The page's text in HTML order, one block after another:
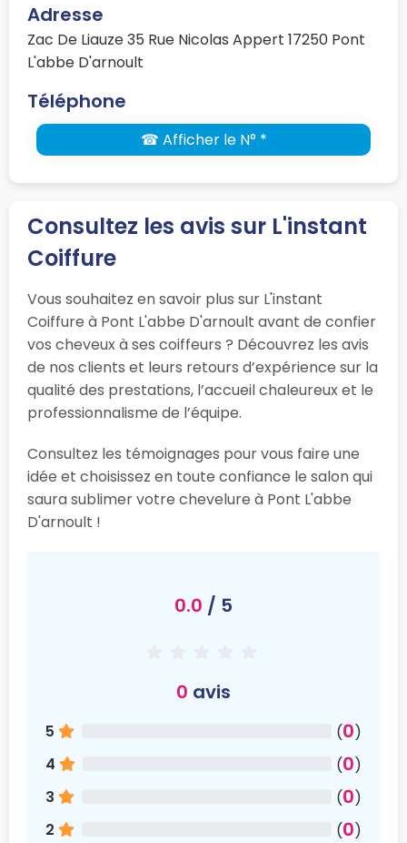
Adresse
Zac De Liauze 35 Rue Nicolas Appert 17250 Pont
L'abbe D'arnoult
Téléphone
☎ Afficher le N° *
Consultez les avis sur L'instant
Coiffure
Vous souhaitez en savoir plus sur L'instant
Coiffure à Pont L'abbe D'arnoult avant de confier
vos cheveux à ses coiffeurs ? Découvrez les avis
de nos clients et leurs retours d’expérience sur la
qualité des prestations, l’accueil chaleureux et le
professionnalisme de l’équipe.
Consultez les témoignages pour vous faire une
idée et choisissez en toute confiance le salon qui
saura sublimer votre chevelure à Pont L'abbe
D'arnoult !
0.0 / 5
0 avis
5 (0)
4
(0)
3
(0)
2
(0)